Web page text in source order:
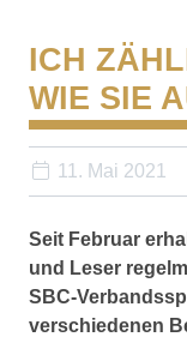
ICH
WIE SIE
11. Mai 2021
Seit Februar
und Leser
SBC-
verschiedenen